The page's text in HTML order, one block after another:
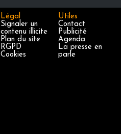
Légal
Signaler un
contenu illicite
Plan du site
RGPD
Cookies
Utiles
Contact
Publicité
Agenda
La presse en
parle